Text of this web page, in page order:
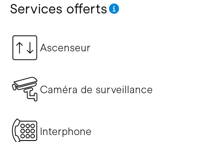
Services offerts
Ascenseur
Caméra de surveillance
Interphone